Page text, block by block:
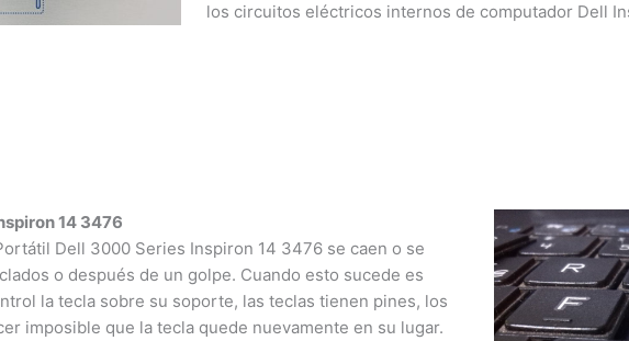
los circuitos eléctricos internos de computador Dell
14 3476
Dell 3000 Series Inspiron 14 3476 se caen o se
o después de un golpe. Cuando esto sucede es
la tecla sobre su soporte, las teclas tienen pines, los
imposible que la tecla quede nuevamente en su lugar.